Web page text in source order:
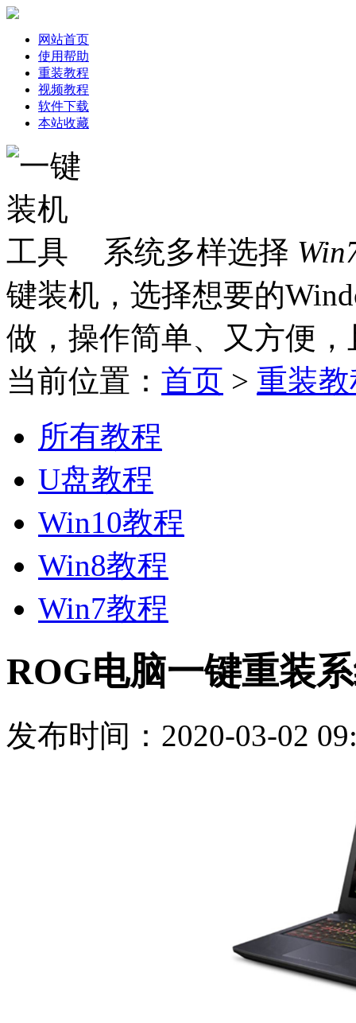
网站首页
使用帮助
重装教程
视频教程
软件下载
本站收藏
系统多样选择
键装机，选择想要的
做，操作简单、又方便
当前位置： 首页 > 重装
所有教程
U盘教程
Win10教程
Win8教程
Win7教程
ROG电脑一键重装
发布时间：2020-03-02